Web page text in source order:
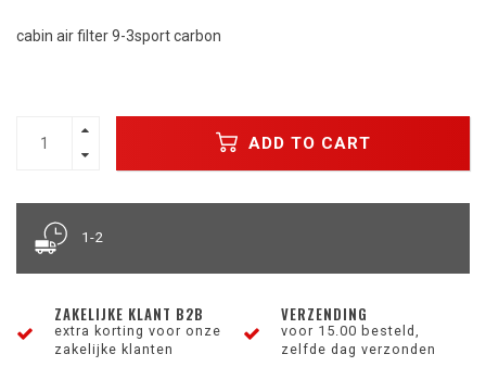
cabin air filter 9-3sport carbon
ADD TO CART
1-2
ZAKELIJKE KLANT B2B
extra korting voor onze
zakelijke klanten
VERZENDING
voor 15.00 besteld,
zelfde dag verzonden